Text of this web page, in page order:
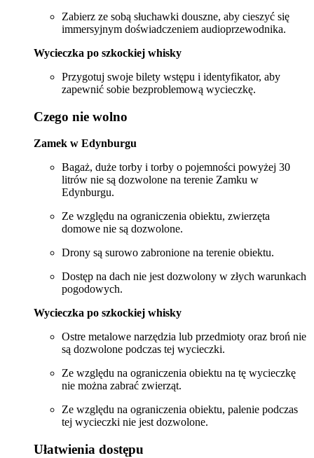
Zabierz ze sobą słuchawki douszne, aby cieszyć się
immersyjnym doświadczeniem audioprzewodnika.
Wycieczka po szkockiej whisky
Przygotuj swoje bilety wstępu i identyfikator, aby
zapewnić sobie bezproblemową wycieczkę.
Czego nie wolno
Zamek w Edynburgu
Bagaż, duże torby i torby o pojemności powyżej 30
litrów nie są dozwolone na terenie Zamku w
Edynburgu.
Ze względu na ograniczenia obiektu, zwierzęta
domowe nie są dozwolone.
Drony są surowo zabronione na terenie obiektu.
Dostęp na dach nie jest dozwolony w złych warunkach
pogodowych.
Wycieczka po szkockiej whisky
Ostre metalowe narzędzia lub przedmioty oraz broń nie
są dozwolone podczas tej wycieczki.
Ze względu na ograniczenia obiektu na tę wycieczkę
nie można zabrać zwierząt.
Ze względu na ograniczenia obiektu, palenie podczas
tej wycieczki nie jest dozwolone.
Ułatwienia dostępu